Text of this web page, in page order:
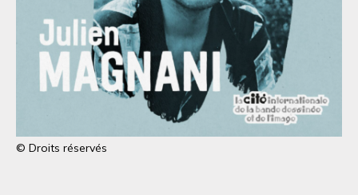
© Droits réservés